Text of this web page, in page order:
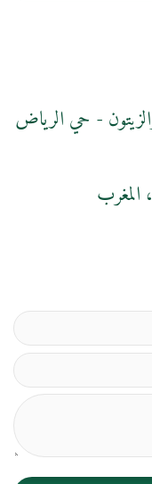
والزيتون - حي الرياض